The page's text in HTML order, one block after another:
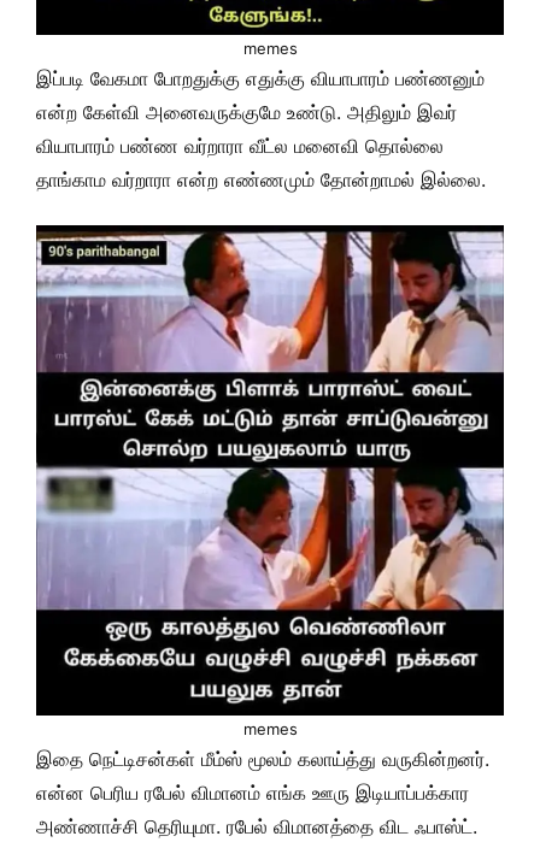
memes
இப்படி வேகமா போறதுக்கு எதுக்கு வியாபாரம் பண்ணனும்
என்ற கேள்வி அனைவருக்குமே உண்டு. அதிலும் இவர்
வியாபாரம் பண்ண வர்றாரா வீட்ல மனைவி தொல்லை
தாங்காம வர்றாரா என்ற எண்ணமும் தோன்றாமல் இல்லை.
memes
இதை நெட்டிசன்கள் மீம்ஸ் மூலம் கலாய்த்து வருகின்றனர்.
என்ன பெரிய ரபேல் விமானம் எங்க ஊரு இடியாப்பக்கார
அண்ணாச்சி தெரியுமா. ரபேல் விமானத்தை விட ஃபாஸ்ட்.